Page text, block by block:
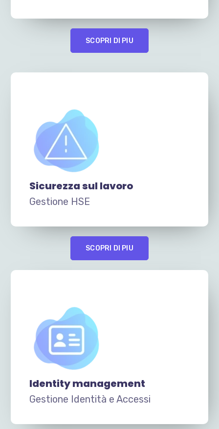
SCOPRI DI PIU
Sicurezza sul lavoro
Gestione HSE
SCOPRI DI PIU
Identity management
Gestione Identità e Accessi